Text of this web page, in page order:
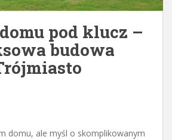
pod klucz –
budowa
domu, ale myśl o skomplikowanym